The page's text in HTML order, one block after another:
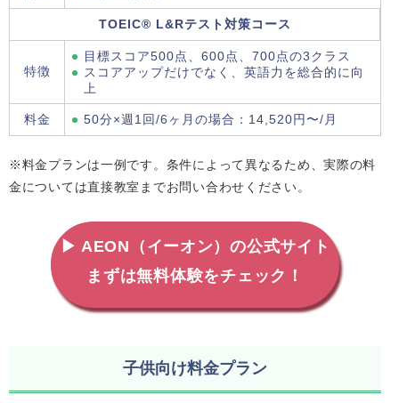
TOEIC® L&Rテスト対策コース
特徴
目標スコア500点、600点、700点の3クラス
スコアアップだけでなく、英語力を総合的に向
上
料金 50分×週1回/6ヶ月の場合：14,520円〜/月
※料金プランは一例です。条件によって異なるため、実際の料
金については直接教室までお問い合わせください。
▶ AEON（イーオン）の公式サイト
まずは無料体験をチェック！
子供向け料金プラン